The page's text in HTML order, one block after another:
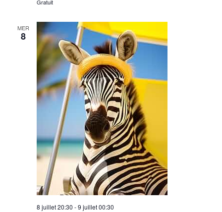
Gratuit
MER
8
8 juillet 20:30 -9 juillet 00:30